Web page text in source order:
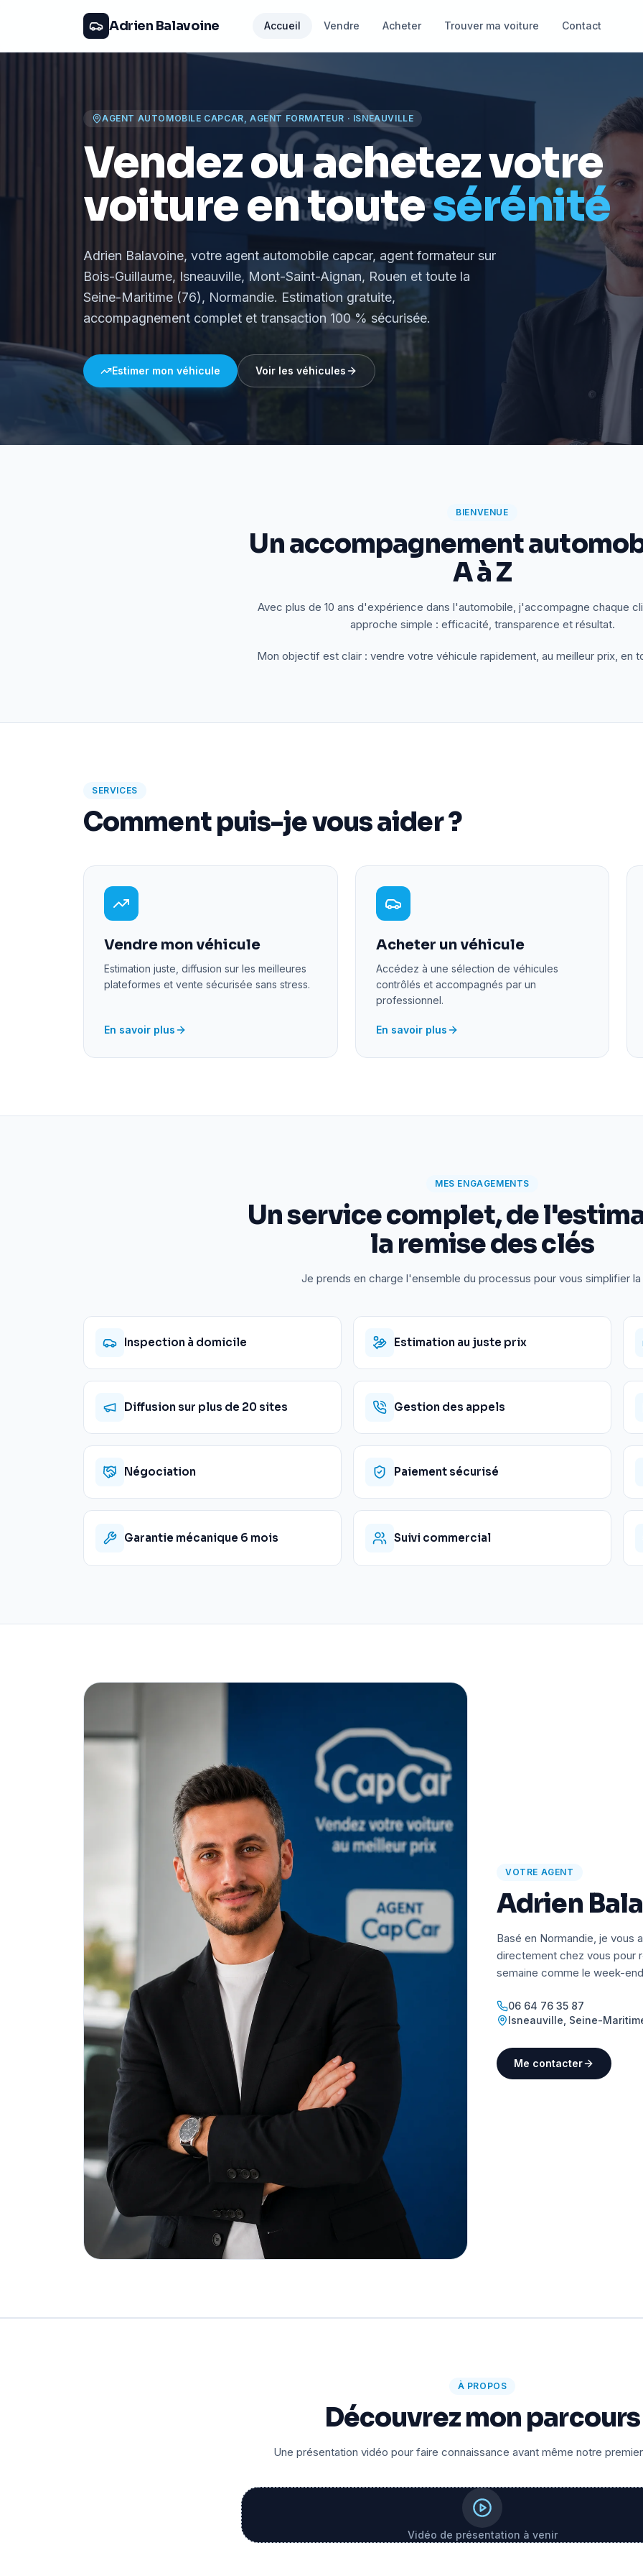
Adrien Balavoine Accueil Vendre Acheter Trouver ma voiture Contact
AGENT AUTOMOBILE CAPCAR, AGENT FORMATEUR · ISNEAUVILLE
Vendez ou achetez votre
voiture en toutesérénité
Adrien Balavoine, votre agent automobile capcar, agent formateur sur
Bois-Guillaume, Isneauville, Mont-Saint-Aignan, Rouen et toute la
Seine-Maritime (76), Normandie. Estimation gratuite,
accompagnement complet et transaction 100 % sécurisée.
Estimer mon véhicule Voir les véhicules
BIENVENUE
Un accompagnement
A à Z
Avec plus de 10 ans d'expérience dans l'automobile, j'accompagne chaque
approche simple : efficacité, transparence et résultat.
Mon objectif est clair : vendre votre véhicule rapidement, au meilleur prix, en
SERVICES
Comment puis-je vous aider ?
Vendre mon véhicule
Estimation juste, diffusion sur les meilleures
plateformes et vente sécurisée sans stress.
En savoir plus
Acheter un véhicule
Accédez à une sélection de véhicules
contrôlés et accompagnés par un
professionnel.
En savoir plus
MES ENGAGEMENTS
Un service complet, de
la remise des clés
Je prends en charge l'ensemble du processus pour vous simplifier la
Inspection à domicile Estimation au juste prix
Diffusion sur plus de 20 sites Gestion des appels
Négociation Paiement sécurisé
Garantie mécanique 6 mois Suivi commercial
VOTRE AGENT
Adrien
Basé en Normandie, je vous
directement chez vous pour
semaine comme le week-
06 64 76 35 87
Isneauville Seine-
Me contacter
À PROPOS
Découvrez mon parcours
Une présentation vidéo pour faire connaissance avant même notre
Vidéo de présentation à venir